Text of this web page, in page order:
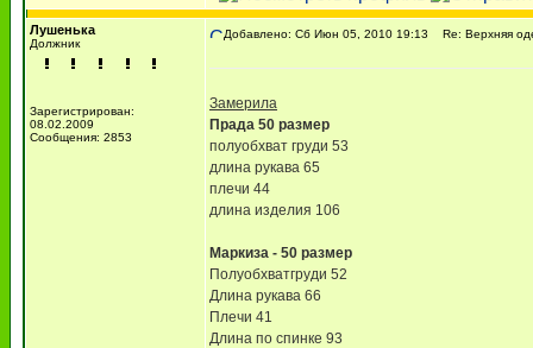
Лушенька
Должник
Зарегистрирован:
08.02.2009
Сообщения: 2853
Добавлено: Сб Июн 05, 2010 19:13 Re: Верхняя
Замерила
Прада 50 размер
полуобхват груди 53
длина рукава 65
плечи 44
длина изделия 106
Маркиза - 50 размер
Полуобхватгруди 52
Длина рукава 66
Плечи 41
Длина по спинке 93